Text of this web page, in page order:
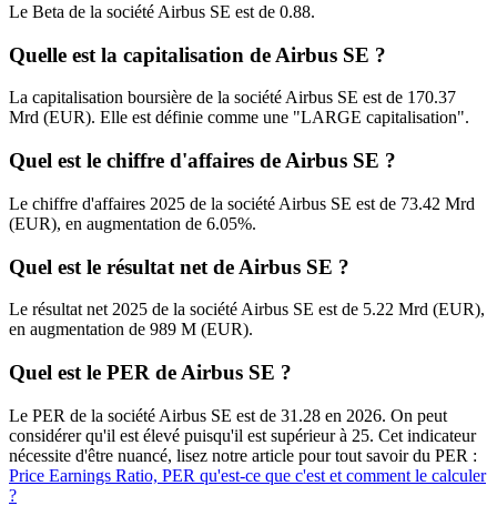
Le Beta de la société Airbus SE est de 0.88.
Quelle est la capitalisation de Airbus SE ?
La capitalisation boursière de la société Airbus SE est de 170.37
Mrd (EUR). Elle est définie comme une "LARGE capitalisation".
Quel est le chiffre d'affaires de Airbus SE ?
Le chiffre d'affaires 2025 de la société Airbus SE est de 73.42 Mrd
(EUR), en augmentation de 6.05%.
Quel est le résultat net de Airbus SE ?
Le résultat net 2025 de la société Airbus SE est de 5.22 Mrd (EUR),
en augmentation de 989 M (EUR).
Quel est le PER de Airbus SE ?
Le PER de la société Airbus SE est de 31.28 en 2026. On peut
considérer qu'il est élevé puisqu'il est supérieur à 25. Cet indicateur
nécessite d'être nuancé, lisez notre article pour tout savoir du PER :
Price Earnings Ratio, PER qu'est-ce que c'est et comment le calculer
?